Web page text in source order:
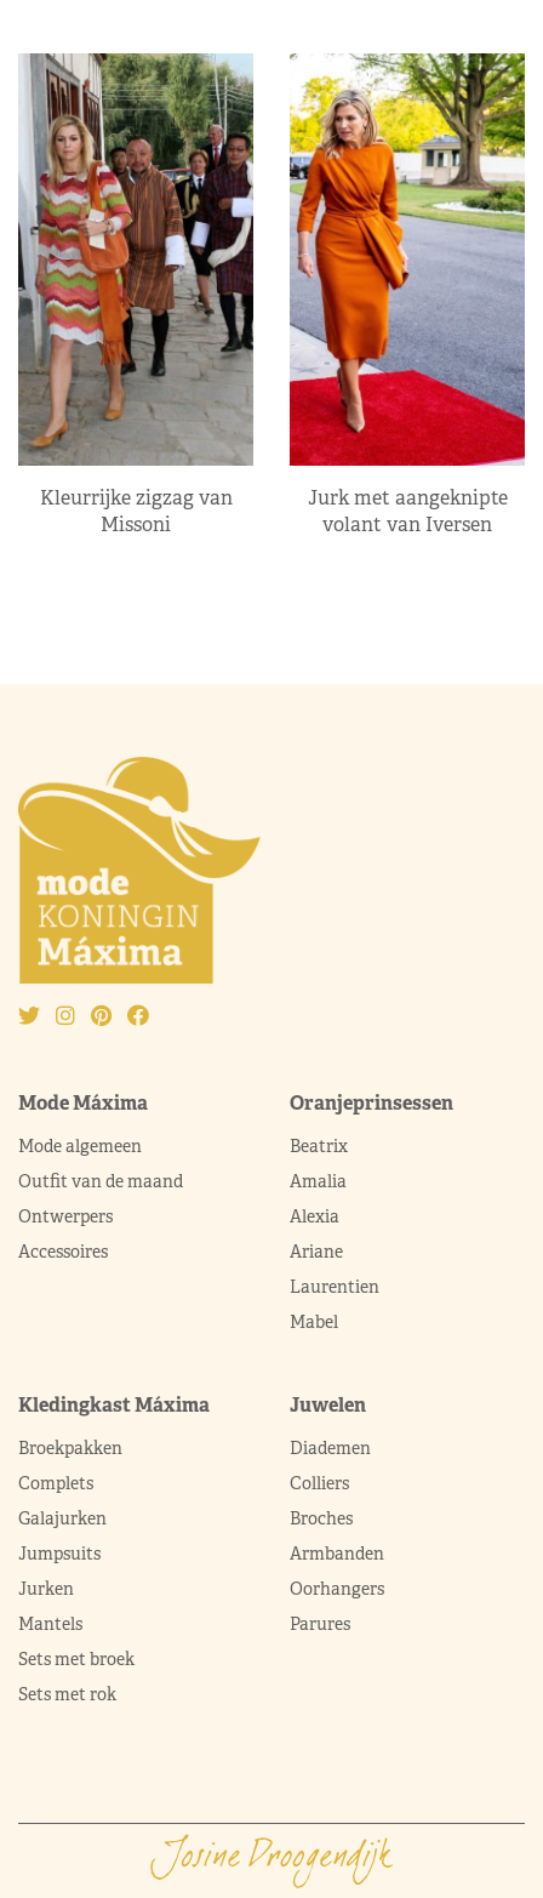
Kleurrijke zigzag van
Missoni
Jurk met aangeknipte
volant van Iversen
Mode Máxima
Mode algemeen
Outfit van de maand
Ontwerpers
Accessoires
Oranjeprinsessen
Beatrix
Amalia
Alexia
Ariane
Laurentien
Mabel
Kledingkast Máxima
Broekpakken
Complets
Galajurken
Jumpsuits
Jurken
Mantels
Sets met broek
Sets met rok
Juwelen
Diademen
Colliers
Broches
Armbanden
Oorhangers
Parures